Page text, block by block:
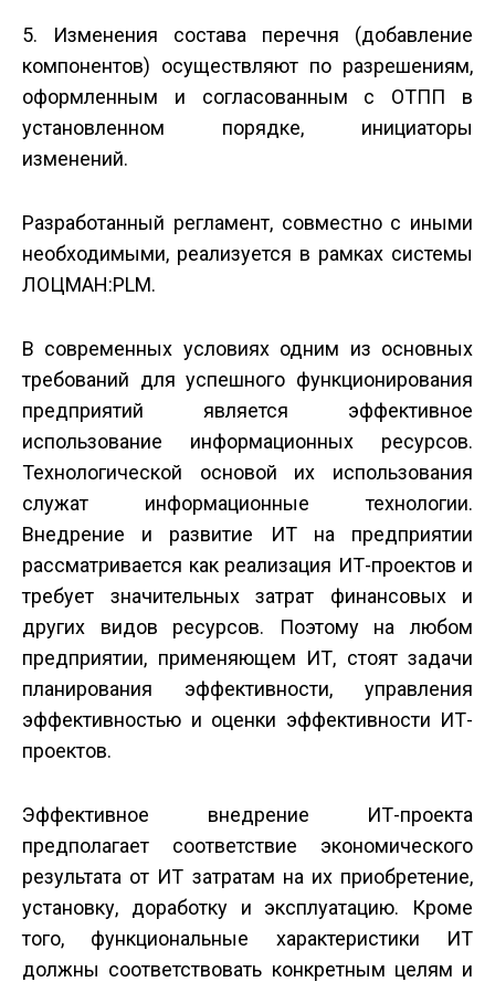
5. Изменения состава перечня (добавление
компонентов) осуществляют по разрешениям,
оформленным и согласованным с ОТПП в
установленном порядке, инициаторы
изменений.
Разработанный регламент, совместно с иными
необходимыми, реализуется в рамках системы
ЛОЦМАН:PLM.
В современных условиях одним из основных
требований для успешного функционирования
предприятий является эффективное
использование информационных ресурсов.
Технологической основой их использования
служат информационные технологии.
Внедрение и развитие ИТ на предприятии
рассматривается как реализация ИТ-проектов и
требует значительных затрат финансовых и
других видов ресурсов. Поэтому на любом
предприятии, применяющем ИТ, стоят задачи
планирования эффективности, управления
эффективностью и оценки эффективности ИТ-
проектов.
Эффективное внедрение ИТ-проекта
предполагает соответствие экономического
результата от ИТ затратам на их приобретение,
установку, доработку и эксплуатацию. Кроме
того, функциональные характеристики ИТ
должны соответствовать конкретным целям и